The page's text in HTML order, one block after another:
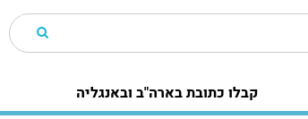
קבלו כתובת בארה"ב ובאנגליה